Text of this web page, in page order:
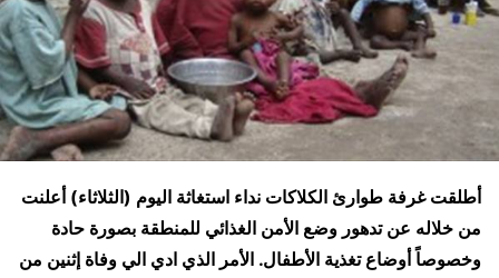
أطلقت غرفة طوارئ الكلاكات نداء استغاثة اليوم (الثلاثاء) أعلنت
من خلاله عن تدهور وضع الأمن الغذائي للمنطقة بصورة حادة
وخصوصاً أوضاع تغذية الأطفال. الأمر الذي ادي الي وفاة إثنين من